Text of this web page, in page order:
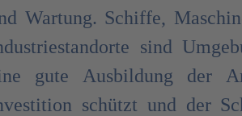
Wartung. Schiffe,
sind
gute Ausbildung der
schützt und der